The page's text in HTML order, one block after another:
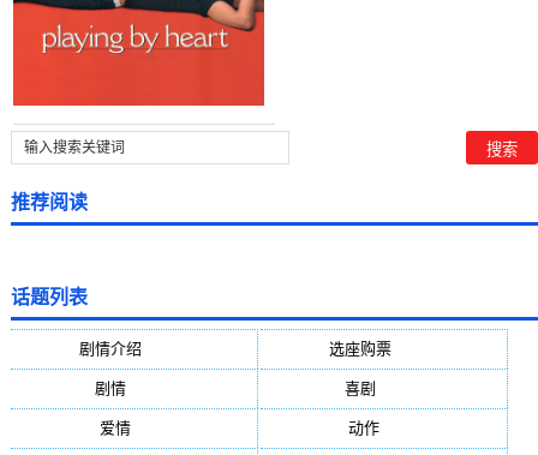
推荐阅读
话题列表
剧情介绍 选座购票(5388)
剧情 喜剧
爱情(887) 动作